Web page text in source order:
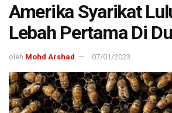
Amerika Syarikat
Lebah Pertama Di
oleh Mohd Arshad 07/01/2023